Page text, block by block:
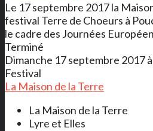
Le 17 septembre 2017 la
festival Terre de Choeurs à
le cadre des Journées
Terminé
Dimanche 17 septembre 2017
Festival
La Maison de la Terre
La Maison de la Terre
Lyre et Elles